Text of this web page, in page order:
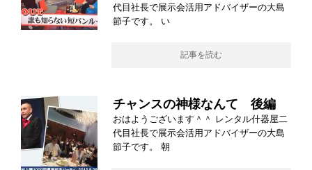
代目社長で展示会活用アドバイザーの大島
節子です。 い
記事を読む
チャンスの神様なんて 後編
おはようございます＾＾ レンタル什器屋二
代目社長で展示会活用アドバイザーの大島
節子です。 朝